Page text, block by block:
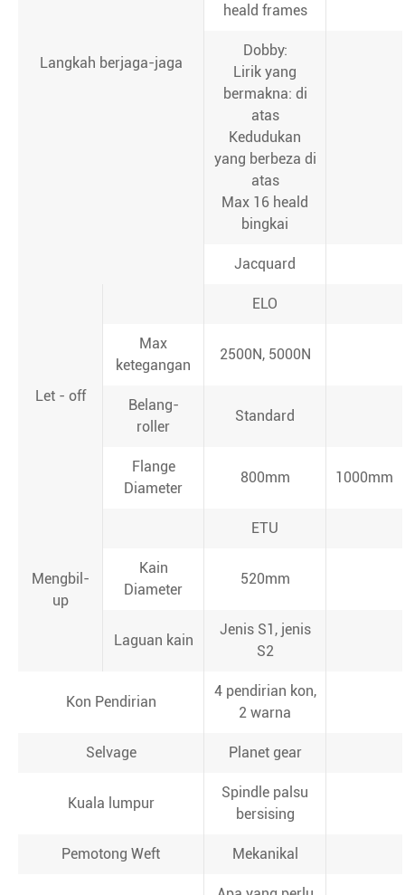
Langkah berjaga-jaga
heald frames
Dobby:
Lirik yang
bermakna: di
atas
Kedudukan
yang berbeza di
atas
Max 16 heald
bingkai
Jacquard
Let - off
ELO
Max
ketegangan
2500N, 5000N
Belang-
roller
Standard
Flange
Diameter
800mm 1000mm
Mengbil-
up
ETU
Kain
Diameter
520mm
Laguan kain
Jenis S1, jenis
S2
Kon Pendirian
4 pendirian kon,
2 warna
Selvage Planet gear
Kuala lumpur
Spindle palsu
bersising
Pemotong Weft Mekanikal